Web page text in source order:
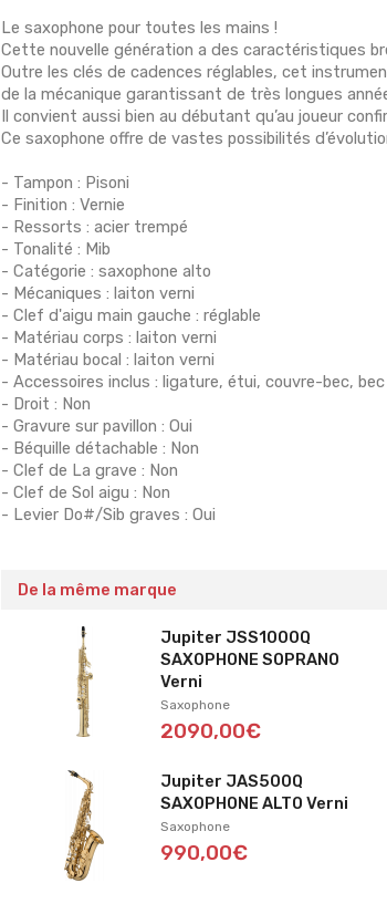
Le saxophone pour toutes les mains !
Cette nouvelle génération a des caractéristiques
Outre les clés de cadences réglables, cet
de la mécanique garantissant de très longues
Il convient aussi bien au débutant qu’au joueur
Ce saxophone offre de vastes possibilités
- Tampon : Pisoni
- Finition : Vernie
- Ressorts : acier trempé
- Tonalité : Mib
- Catégorie : saxophone alto
- Mécaniques : laiton verni
- Clef d'aigu main gauche : réglable
- Matériau corps : laiton verni
- Matériau bocal : laiton verni
- Accessoires inclus : ligature, étui, couvre-bec, bec
- Droit : Non
- Gravure sur pavillon : Oui
- Béquille détachable : Non
- Clef de La grave : Non
- Clef de Sol aigu : Non
- Levier Do#/Sib graves : Oui
De la même marque
Jupiter JSS1000Q
SAXOPHONE SOPRANO
Verni
Saxophone
2090,00€
Jupiter JAS500Q
SAXOPHONE ALTO Verni
Saxophone
990,00€